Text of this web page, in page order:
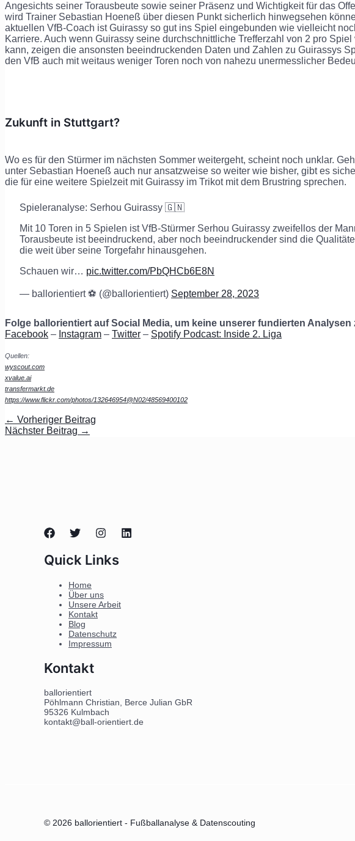
Angesichts seiner Torausbeute sowie seiner Präsenz und Wichtigkeit für das
wird Trainer Sebastian Hoeneß über diesen Punkt sicherlich hinwegsehen
aktuellen VfB-Coach ist Guirassy so gut ins Spiel eingebunden wie vielleicht
Karriere. Auch wenn Guirassy seine durchschnittliche Trefferzahl von 2 pro
kann, zeigen die ansonsten beeindruckenden Daten und Zahlen zu Guirassys
den VfB auch mit weitaus weniger Toren noch von nahezu unermesslicher
Zukunft in Stuttgart?
Wo es für den Stürmer im nächsten Sommer weitergeht, scheint noch unklar.
unter Sebastian Hoeneß auch nur ansatzweise so weiter wie bisher, gibt es
die für eine weitere Spielzeit mit Guirassy im Trikot mit dem Brustring sprechen.
Spieleranalyse: Serhou Guirassy 🇬🇳
Mit 10 Toren in 5 Spielen ist VfB-Stürmer Serhou Guirassy zweifellos der
Torausbeute ist beeindruckend, aber noch beeindruckender sind die
die weit über seine Torgefahr hinausgehen.
Schauen wir… pic.twitter.com/PbQHCb6E8N
— ballorientiert ⚽️ (@ballorientiert) September 28, 2023
Folge ballorientiert auf Social Media, um keine unserer fundierten Analysen
Facebook – Instagram – Twitter – Spotify Podcast: Inside 2. Liga
Quellen:
wyscout.com
xvalue.ai
transfermarkt.de
https://www.flickr.com/photos/132646954@N02/48569400102
← Vorheriger Beitrag
Nächster Beitrag →
Quick Links
Home
Über uns
Unsere Arbeit
Kontakt
Blog
Datenschutz
Impressum
Kontakt
ballorientiert
Pöhlmann Christian, Berce Julian GbR
95326 Kulmbach
kontakt@ball-orientiert.de
© 2026 ballorientiert - Fußballanalyse & Datenscouting